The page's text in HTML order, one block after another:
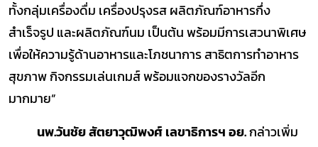
ทั้งกลุ่มเครื่องดื่ม เครื่องปรุงรส ผลิตภัณฑ์อาหารกึ่ง
สำเร็จรูป และผลิตภัณฑ์นม เป็นต้น พร้อมมีการเสวนาพิเศษ
เพื่อให้ความรู้ด้านอาหารและโภชนาการ สาธิตการทำอาหาร
สุขภาพ กิจกรรมเล่นเกมส์ พร้อมแจกของรางวัลอีก
มากมาย”
นพ.วันชัย สัตยาวุฒิพงศ์ เลขาธิการฯ อย.กล่าวเพิ่ม